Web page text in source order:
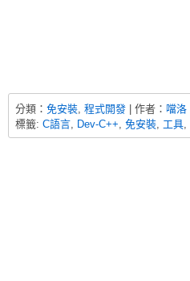
分類： 免安裝 程式開發 | 作者： 噹洛
標籤: C語言 Dev-C++ 免安裝 工具